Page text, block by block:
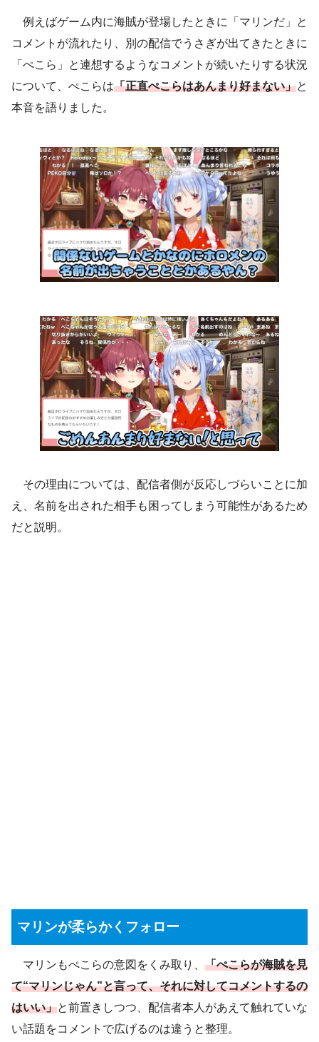
例えばゲーム内に海賊が登場したときに「マリンだ」と
コメントが流れたり、別の配信でうさぎが出てきたときに
「ぺこら」と連想するようなコメントが続いたりする状況
について、ぺこらは「正直ぺこらはあんまり好まない」と
本音を語りました。
その理由については、配信者側が反応しづらいことに加
え、名前を出された相手も困ってしまう可能性があるため
だと説明。
マリンが柔らかくフォロー
マリンもぺこらの意図をくみ取り、 「ぺこらが海賊を見
て“マリンじゃん”と言って、それに対してコメントするの
はいい」と前置きしつつ、配信者本人があえて触れていな
い話題をコメントで広げるのは違うと整理。